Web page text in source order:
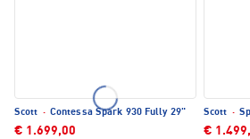
Scott · Contessa Spark 930 Fully 29"
€ 1.699,00
Scott ·
€